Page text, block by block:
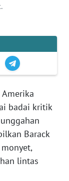
badai kritik
Barack
lintas